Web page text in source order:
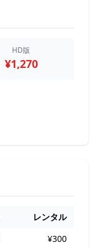
HD版
¥1,270
レンタル
¥300